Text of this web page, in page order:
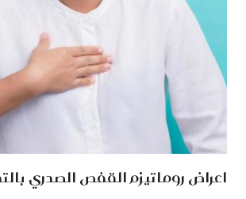
اعراض روماتيزم القفص الصدري